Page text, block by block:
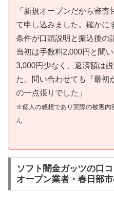
「新規オープンだから審
て申し込みました。確かに
条件が口頭説明と振込後の
当初は手数料2,000円と聞
3,000円少なく、返済額は
た。問い合わせても『最初
の一点張りでした」
※個人の感想であり実際の被害内
ん
ソフト闇金ガッツの口
オープン業者・春日部市